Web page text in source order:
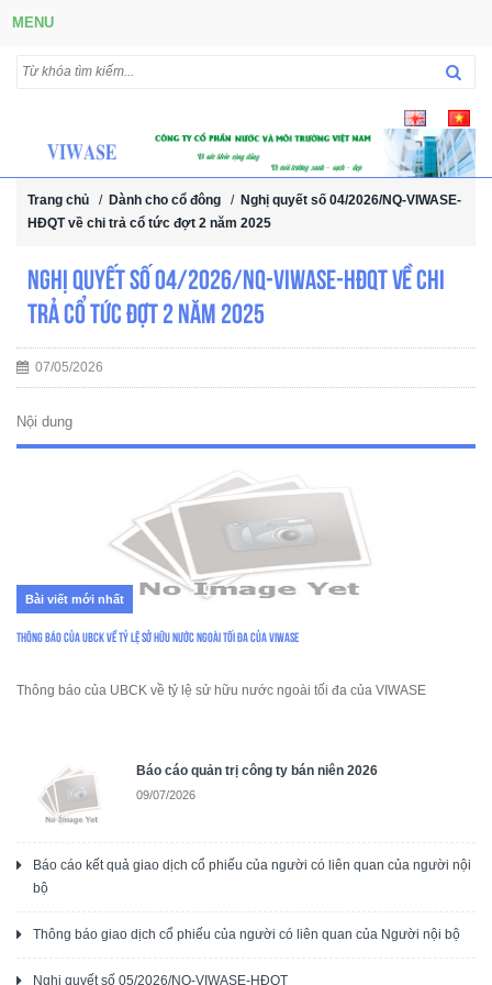
MENU
Trang chủ / Dành cho cổ đông / Nghị quyết số 04/2026/NQ-VIWASE-
HĐQT về chi trả cổ tức đợt 2 năm 2025
Nghị quyết số 04/2026/NQ-VIWASE-HĐQT về chi
trả cổ tức đợt 2 năm 2025
07/05/2026
Nội dung
Bài viết mới nhất
Thông báo của UBCK về tỷ lệ sở hữu nước ngoài tối đa của VIWASE
Thông báo của UBCK về tỷ lệ sử hữu nước ngoài tối đa của VIWASE
Báo cáo quản trị công ty bán niên 2026
09/07/2026
Báo cáo kết quả giao dịch cổ phiếu của người có liên quan của người nội
bộ
Thông báo giao dịch cổ phiếu của người có liên quan của Người nội bộ
Nghị quyết số 05/2026/NQ-VIWASE-HĐQT